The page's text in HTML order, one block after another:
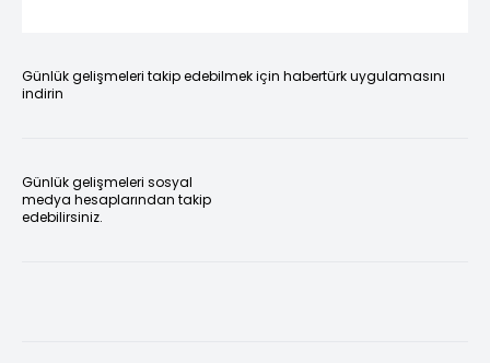
Günlük gelişmeleri takip edebilmek için habertürk uygulamasını
indirin
Günlük gelişmeleri sosyal
medya hesaplarından takip
edebilirsiniz.